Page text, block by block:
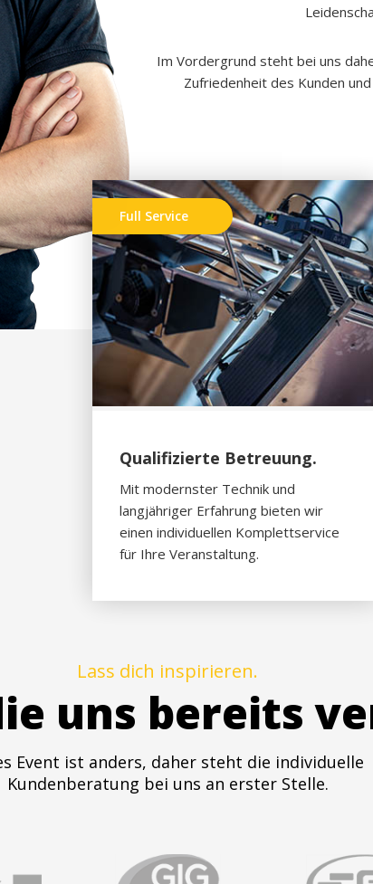
Im Vordergrund steht bei uns
Zufriedenheit des Kunden
Full Service
Qualifizierte Betreuung.
Mit modernster Technik und
langjähriger Erfahrung bieten wir
einen individuellen Komplettservice
für Ihre Veranstaltung.
Lass dich inspirieren.
uns bereits
Event ist anders, daher steht die individuelle
Kundenberatung bei uns an erster Stelle.